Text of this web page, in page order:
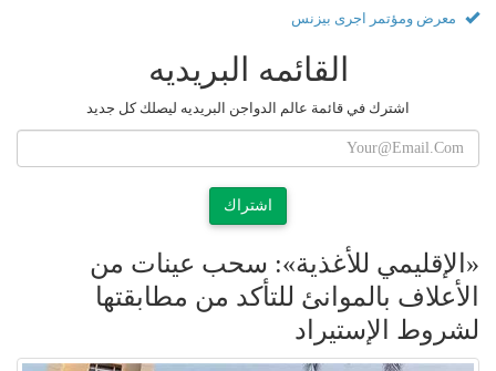
معرض ومؤتمر اجرى بيزنس
القائمه البريديه
اشترك في قائمة عالم الدواجن البريديه ليصلك كل جديد
اشتراك
«الإقليمي للأغذية»: سحب عينات من
الأعلاف بالموانئ للتأكد من مطابقتها
لشروط الإستيراد